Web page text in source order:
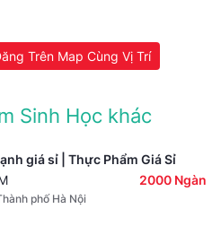
Trên Map Cùng Vị Trí
Sinh Học khác
giá sỉ | Thực Phẩm Giá Sỉ
2000 Ngàn
phố Hà Nội